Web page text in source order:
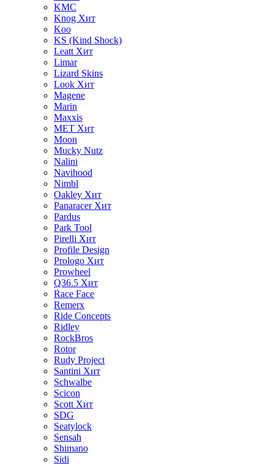
KMC
Knog Хит
Koo
KS (Kind Shock)
Leatt Хит
Limar
Lizard Skins
Look Хит
Magene
Marin
Maxxis
MET Хит
Moon
Mucky Nutz
Nalini
Navihood
Nimbl
Oakley Хит
Panaracer Хит
Pardus
Park Tool
Pirelli Хит
Profile Design
Prologo Хит
Prowheel
Q36.5 Хит
Race Face
Remerx
Ride Concepts
Ridley
RockBros
Rotor
Rudy Project
Santini Хит
Schwalbe
Scicon
Scott Хит
SDG
Seatylock
Sensah
Shimano
Sidi